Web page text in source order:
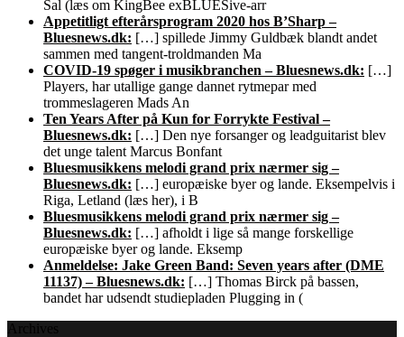
Sal (læs om KingBee exBLUESive-arr
Appetitligt efterårsprogram 2020 hos B’Sharp –
Bluesnews.dk: […] spillede Jimmy Guldbæk blandt andet
sammen med tangent-troldmanden Ma
COVID-19 spøger i musikbranchen – Bluesnews.dk: […]
Players, har utallige gange dannet rytmepar med
trommeslageren Mads An
Ten Years After på Kun for Forrykte Festival –
Bluesnews.dk: […] Den nye forsanger og leadguitarist blev
det unge talent Marcus Bonfant
Bluesmusikkens melodi grand prix nærmer sig –
Bluesnews.dk: […] europæiske byer og lande. Eksempelvis i
Riga, Letland (læs her), i B
Bluesmusikkens melodi grand prix nærmer sig –
Bluesnews.dk: […] afholdt i lige så mange forskellige
europæiske byer og lande. Eksemp
Anmeldelse: Jake Green Band: Seven years after (DME
11137) – Bluesnews.dk: […] Thomas Birck på bassen,
bandet har udsendt studiepladen Plugging in (
Archives